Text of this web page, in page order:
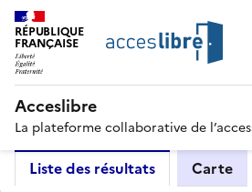
RÉPUBLIQUE
FRANÇAISE
Acceslibre
La plateforme collaborative de
Liste des résultats Carte